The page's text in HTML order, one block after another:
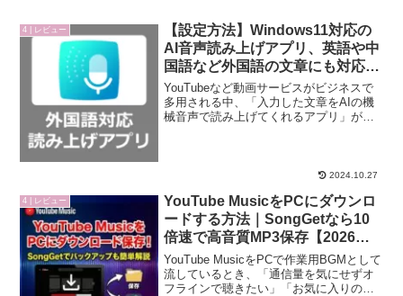
4 | レビュー
【設定方法】Windows11対応の
AI音声読み上げアプリ、英語や中
国語など外国語の文章にも対応
【ソフト/YouTuber/海外向け製品
動画作成/iMyFone VoxBox レビ
ュー】
YouTubeなど動画サービスがビジネスで
多用される中、「入力した文章をAIの機
械音声で読み上げてくれるアプリ」が注
2024.10.27
4 | レビュー
YouTube MusicをPCにダウンロ
ードする方法｜SongGetなら10
倍速で高音質MP3保存【2026年
版】
YouTube MusicをPCで作業用BGMとして
流しているとき、「通信量を気にせずオ
フラインで聴きたい」「お気に入りの曲